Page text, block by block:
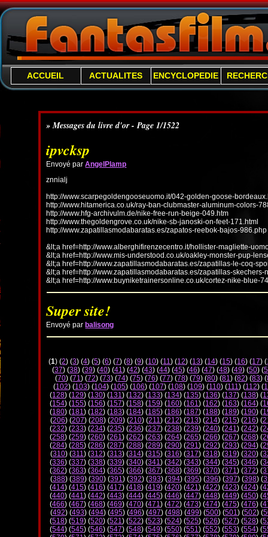
ACCUEIL ACTUALITES ENCYCLOPEDIE
» Messages du livre d'or - Page 1/1522
ipvcksp
Envoyé parAngelPlamp
znnialj
http://www.scarpegoldengooseuomo.it/042-golden-goose-
http://www.hitamerica.co.uk/ray-ban-clubmaster-aluminum-colors-
http://www.hfg-archivulm.de/nike-free-run-beige-049.htm
http://www.thegoldengrove.co.uk/nike-sb-janoski-on-feet-171.html
http://www.zapatillasmodabaratas.es/zapatos-reebok-bajos-986.php
&lt;a href=http://www.alberghifirenzecentro.it/hollister-magliette-
&lt;a href=http://www.mis-understood.co.uk/oakley-monster-pup-
&lt;a href=http://www.zapatillasmodabaratas.es/zapatillas-le-coq-
&lt;a href=http://www.zapatillasmodabaratas.es/zapatillas-
&lt;a href=http://www.buyniketrainersonline.co.uk/cortez-nike-blue-
Super site!
Envoyé par balisong
(1) (2) (3) (4) (5) (6) (7) (8) (9) (10) (11) (12) (13) (14) (15) (16) (17) (
(37) (38) (39) (40) (41) (42) (43) (44) (45) (46) (47) (48) (49) (50) (
(70) (71) (72) (73) (74) (75) (76) (77) (78) (79) (80) (81) (82) (83) (
(102) (103) (104) (105) (106) (107) (108) (109) (110) (111) (112) (
(128) (129) (130) (131) (132) (133) (134) (135) (136) (137) (138) (
(154) (155) (156) (157) (158) (159) (160) (161) (162) (163) (164) (
(180) (181) (182) (183) (184) (185) (186) (187) (188) (189) (190) (
(206) (207) (208) (209) (210) (211) (212) (213) (214) (215) (216) (
(232) (233) (234) (235) (236) (237) (238) (239) (240) (241) (242) (
(258) (259) (260) (261) (262) (263) (264) (265) (266) (267) (268) (
(284) (285) (286) (287) (288) (289) (290) (291) (292) (293) (294) (
(310) (311) (312) (313) (314) (315) (316) (317) (318) (319) (320) (
(336) (337) (338) (339) (340) (341) (342) (343) (344) (345) (346) (
(362) (363) (364) (365) (366) (367) (368) (369) (370) (371) (372) (
(388) (389) (390) (391) (392) (393) (394) (395) (396) (397) (398) (
(414) (415) (416) (417) (418) (419) (420) (421) (422) (423) (424) (
(440) (441) (442) (443) (444) (445) (446) (447) (448) (449) (450) (
(466) (467) (468) (469) (470) (471) (472) (473) (474) (475) (476) (
(492) (493) (494) (495) (496) (497) (498) (499) (500) (501) (502) (
(518) (519) (520) (521) (522) (523) (524) (525) (526) (527) (528) (
(544) (545) (546) (547) (548) (549) (550) (551) (552) (553) (554) (